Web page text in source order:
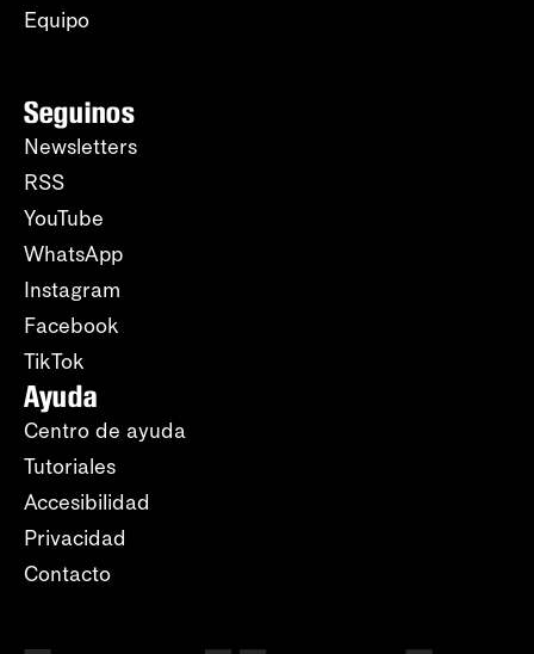
Equipo
Seguinos
Newsletters
RSS
YouTube
WhatsApp
Instagram
Facebook
TikTok
Ayuda
Centro de ayuda
Tutoriales
Accesibilidad
Privacidad
Contacto